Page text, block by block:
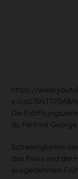
https://
Die
du Péril mit George
Schwierigkeiten
des Parks und der
ausgedehnten